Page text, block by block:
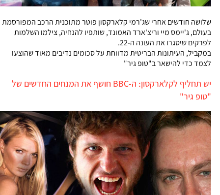
שלושה חודשים אחרי שג'רמי קלארקסון פוטר מתוכנית הרכב המפורסמת
בעולם, ג'יימס מיי וריצ'ארד האמונד, שותפיו להנחיה, צילמו השלמות
לפרקים שיסגרו את העונה ה-22.
במקביל, העיתונות הבריטית מדווחת על סכומים נדיבים מאוד שהוצעו
לצמד כדי להישאר ב"טופ גיר"
יש תחליף לקלארקסון: ה-BBC חושף את המנחים החדשים של
"טופ גיר"